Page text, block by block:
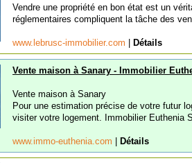
Vendre une propriété en bon état est un
réglementaires compliquent la tâche des
www.lebrusc-immobilier.com Détails
Vente maison à Sanary - Immobilier
Vente maison à Sanary
Pour une estimation précise de votre futur
visiter votre logement. Immobilier Euthenia
www.immo-euthenia.com Détails